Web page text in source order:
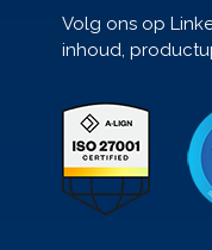
Volg ons op
inhoud,